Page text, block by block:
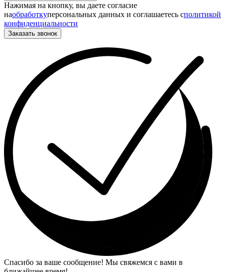
Нажимая на кнопку, вы даете согласие
наобработкуперсональных данных и соглашаетесь cполитикой
конфиденциальности
Заказать звонок
Спасибо за ваше сообщение! Мы свяжемся с вами в